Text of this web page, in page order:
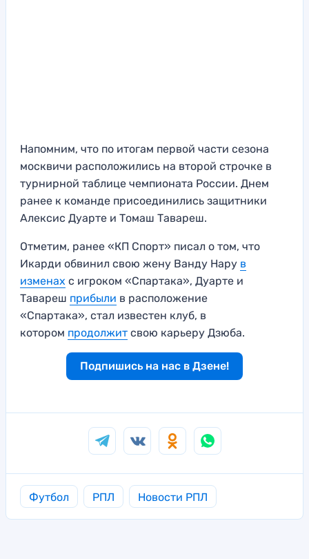
Напомним, что по итогам первой части сезона
москвичи расположились на второй строчке в
турнирной таблице чемпионата России. Днем
ранее к команде присоединились защитники
Алексис Дуарте и Томаш Тавареш.
Отметим, ранее «КП Спорт» писал о том, что
Икарди обвинил свою жену Ванду Нару в
изменах с игроком «Спартака», Дуарте и
Тавареш прибыли в расположение
«Спартака», стал известен клуб, в
котором продолжит свою карьеру Дзюба.
Подпишись на нас в Дзене!
Футбол РПЛ Новости РПЛ